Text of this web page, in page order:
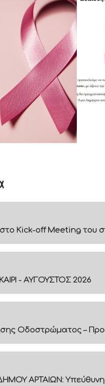
Kick-off Meeting του
- ΑΥΓΟΥΣΤΟΣ 2026
Οδοστρώματος –
ΑΡΤΑΙΩΝ: